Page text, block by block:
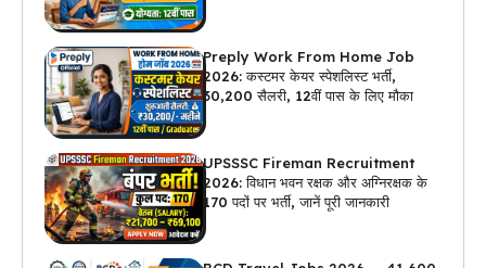
Preply Work From Home Job
2026: कस्टमर केयर स्पेशलिस्ट भर्ती,
₹30,200 सैलरी, 12वीं पास के लिए मौका
UPSSSC Fireman Recruitment
2026: विधान भवन रक्षक और अग्निरक्षक के
170 पदों पर भर्ती, जानें पूरी जानकारी